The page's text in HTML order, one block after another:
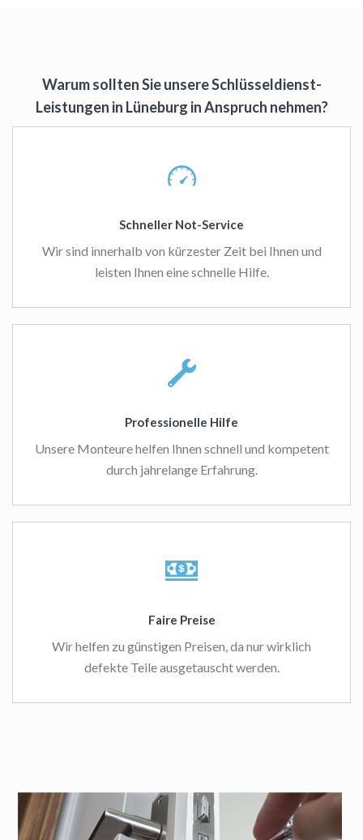
Warum sollten Sie unsere Schlüsseldienst-
Leistungen in Lüneburg in Anspruch nehmen?
Schneller Not-Service
Wir sind innerhalb von kürzester Zeit bei Ihnen und
leisten Ihnen eine schnelle Hilfe.
Professionelle Hilfe
Unsere Monteure helfen Ihnen schnell und kompetent
durch jahrelange Erfahrung.
Faire Preise
Wir helfen zu günstigen Preisen, da nur wirklich
defekte Teile ausgetauscht werden.